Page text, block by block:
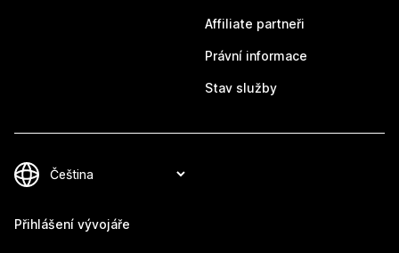
Affiliate partneři
Právní informace
Stav služby
Přihlášení vývojáře